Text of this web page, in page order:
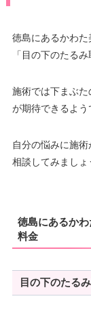
徳島にあるかわ
「目の下のたる
施術では下まぶ
が期待できるよう
自分の悩みに施
相談してみましょ
徳島にあるか
料金
目の下のたる